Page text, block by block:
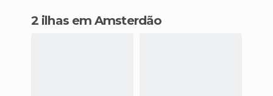
2 ilhas em Amsterdão